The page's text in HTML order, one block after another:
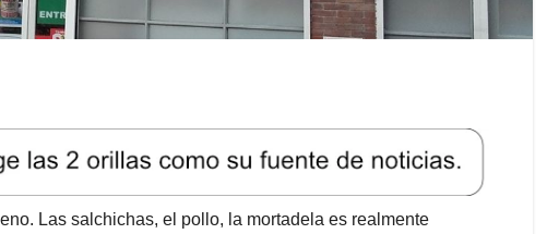
Las salchichas, el pollo, la mortadela es realmente